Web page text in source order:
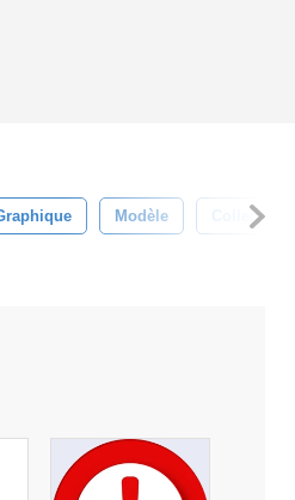
Modèle Collection